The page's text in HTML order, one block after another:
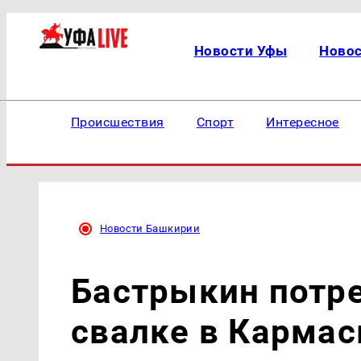
Новости Уфы
Происшествия Спорт Интересное
Новости Башкирии
Бастрыкин
свалке в